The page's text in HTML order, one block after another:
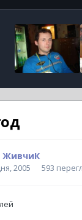
ЖивчиК
2005 593